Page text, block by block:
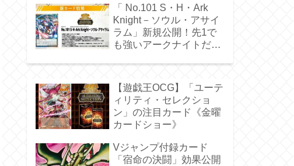
「 No.101 S・H・Ark
Knight－ソウル・アサイ
ラム」新規公開！先1で
も強いアークナイトだ
【遊戯王OCG】「ユーテ
ィリティ・セレクショ
ン」の注目カード《金曜
カードショー》
Vジャンプ付録カード
「宿命の決闘」効果公開